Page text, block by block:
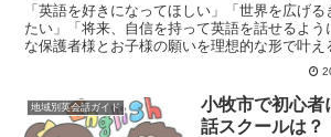
「英語を好きになってほしい」「世界を広げ
たい」「将来、自信を持って英語を話せるよう
な保護者様とお子様の願いを理想的な形で叶え
英会話スクールです。都心へのアクセスが良く
地域別英会話ガイド
小牧市で初心者
話スクールは？